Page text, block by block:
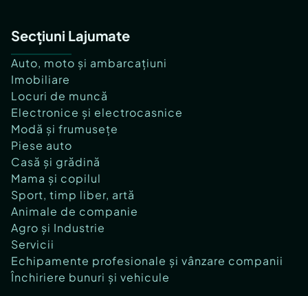
Secțiuni Lajumate
Auto, moto și ambarcațiuni
Imobiliare
Locuri de muncă
Electronice și electrocasnice
Modă și frumusețe
Piese auto
Casă și grădină
Mama și copilul
Sport, timp liber, artă
Animale de companie
Agro și Industrie
Servicii
Echipamente profesionale și vânzare companii
Închiriere bunuri și vehicule